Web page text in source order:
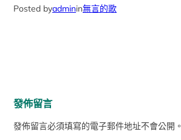
Posted byadminin無言的歌
發佈留言
發佈留言必須填寫的電子郵件地址不會公開。